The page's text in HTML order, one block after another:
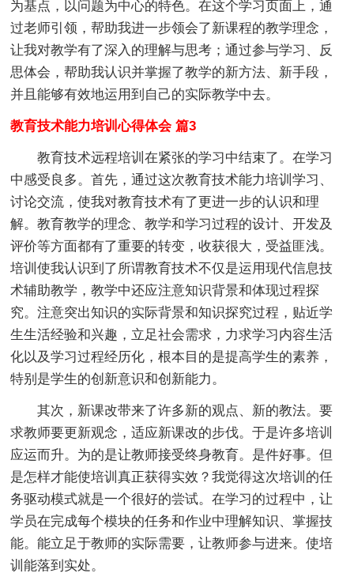
为基点，以问题为中心的特色。在这个学习页面上，通
过老师引领，帮助我进一步领会了新课程的教学理念，
让我对教学有了深入的理解与思考；通过参与学习、反
思体会，帮助我认识并掌握了教学的新方法、新手段，
并且能够有效地运用到自己的实际教学中去。
教育技术能力培训心得体会 篇3
教育技术远程培训在紧张的学习中结束了。在学习
中感受良多。首先，通过这次教育技术能力培训学习、
讨论交流，使我对教育技术有了更进一步的认识和理
解。教育教学的理念、教学和学习过程的设计、开发及
评价等方面都有了重要的转变，收获很大，受益匪浅。
培训使我认识到了所谓教育技术不仅是运用现代信息技
术辅助教学，教学中还应注意知识背景和体现过程探
究。注意突出知识的实际背景和知识探究过程，贴近学
生生活经验和兴趣，立足社会需求，力求学习内容生活
化以及学习过程经历化，根本目的是提高学生的素养，
特别是学生的创新意识和创新能力。
其次，新课改带来了许多新的观点、新的教法。要
求教师要更新观念，适应新课改的步伐。于是许多培训
应运而升。为的是让教师接受终身教育。是件好事。但
是怎样才能使培训真正获得实效？我觉得这次培训的任
务驱动模式就是一个很好的尝试。在学习的过程中，让
学员在完成每个模块的任务和作业中理解知识、掌握技
能。能立足于教师的实际需要，让教师参与进来。使培
训能落到实处。